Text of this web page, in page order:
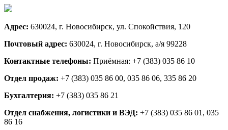
Адрес: 630024, г. Новосибирск, ул. Спокойствия, 120
Почтовый адрес: 630024, г. Новосибирск, а/я 99228
Контактные телефоны: Приёмная: +7 (383) 035 86 10
Отдел продаж: +7 (383) 035 86 00, 035 86 06, 335 86 20
Бухгалтерия: +7 (383) 035 86 21
Отдел снабжения, логистики и ВЭД: +7 (383) 035 86 01, 035
86 16